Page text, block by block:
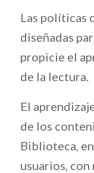
Las políticas
diseñadas
propicie el
de la lectura.
El
de los
Biblioteca,
usuarios,